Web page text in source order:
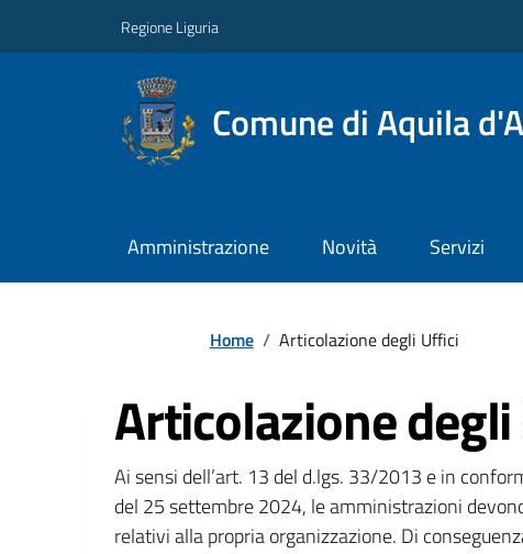
Regione Liguria
Comune di Aquila
Amministrazione Novità Servizi
Home / Articolazione degli Uffici
Articolazione
Ai sensi dell’art. 13 del d.lgs. 33/2013 e in
del 25 settembre 2024, le amministrazioni
relativi alla propria organizzazione. Di